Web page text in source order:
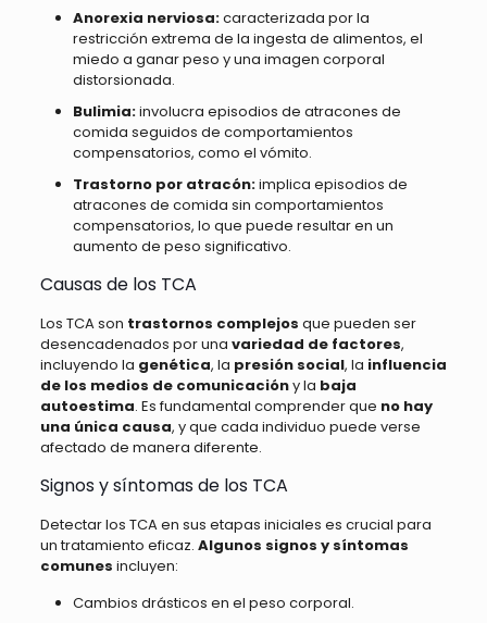
Anorexia nerviosa:caracterizada por la
restricción extrema de la ingesta de alimentos, el
miedo a ganar peso y una imagen corporal
distorsionada.
Bulimia:involucra episodios de atracones de
comida seguidos de comportamientos
compensatorios, como el vómito.
Trastorno por atracón:implica episodios de
atracones de comida sin comportamientos
compensatorios, lo que puede resultar en un
aumento de peso significativo.
Causas de los TCA
Los TCA son trastornos complejos que pueden ser
desencadenados por una variedad de factores,
incluyendo la genética, la presión social, la influencia
de los medios de comunicacióny la baja
autoestima. Es fundamental comprender que no hay
una única causa, y que cada individuo puede verse
afectado de manera diferente.
Signos y síntomas de los TCA
Detectar los TCA en sus etapas iniciales es crucial para
un tratamiento eficaz. Algunos signos y síntomas
comunes incluyen:
Cambios drásticos en el peso corporal.